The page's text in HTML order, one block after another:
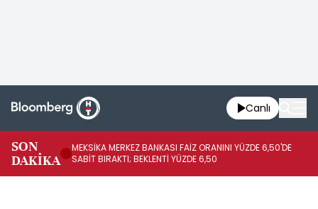
Canlı
SON
DAKİKA
MEKSİKA MERKEZ BANKASI FAİZ ORANINI YÜZDE 6,50'DE
SABİT BIRAKTI; BEKLENTİ YÜZDE 6,50